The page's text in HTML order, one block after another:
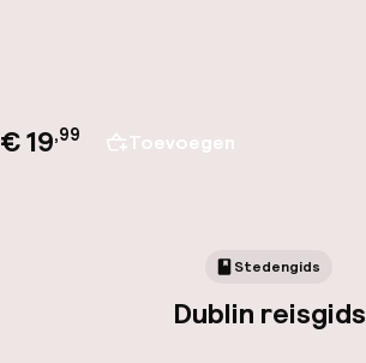
€ 19,99 Toevoegen
Stedengids
Dublin reisgids